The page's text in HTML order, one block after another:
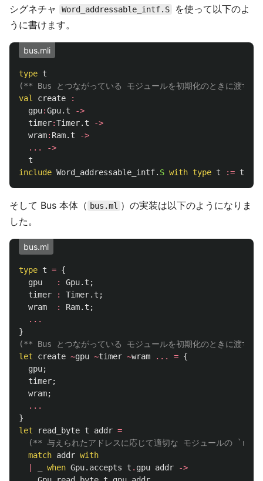
シグネチャ
Word_addressable_intf.S
を使って以下のよ
うに書けます。
bus.mli
type t
(** Bus とつながっている モジュールを初期化のときに渡す
val
create
:
gpu:Gpu. t
->
timer:Timer. t
->
wram: Ram. t
->
...
->
t
include Word_addressable_intf. S with type t := t
そして Bus 本体（ bus.ml ）の実装は以下のようになりま
した。
bus.ml
type t = {
gpu
: Gpu. t ;
timer
: Timer. t ;
wram
: Ram. t ;
...
}
(** Bus とつながっている モジュールを初期化のときに渡す
let
create ~gpu ~timer ~wram ... = {
gpu;
timer;
wram;
...
}
let
read_byte t addr =
(** 与えられたアドレスに応じて適切な モジュールの
match addr with
when Gpu. accepts t . gpu addr
->